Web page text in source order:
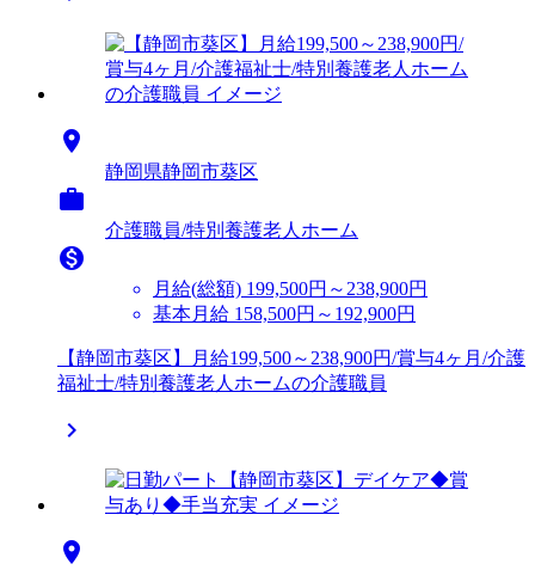

静岡県静岡市葵区

介護職員/特別養護老人ホーム

月給(総額) 199,500円～238,900円
基本月給 158,500円～192,900円
【静岡市葵区】月給199,500～238,900円/賞与4ヶ月/介護
福祉士/特別養護老人ホームの介護職員

